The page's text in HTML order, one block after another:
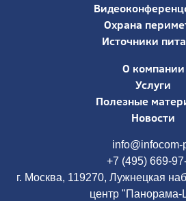
Охрана
Источники
О компании
Услуги
Полезные
Новости
info@infocom-
+7 (495) 669-
г. Москва, 119270, Лужнецкая
центр "Панорама-